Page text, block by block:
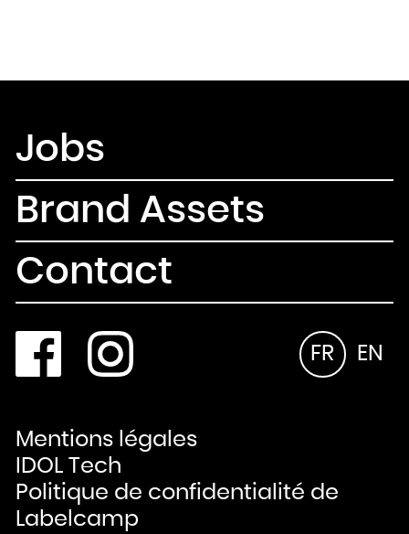
Jobs
Brand Assets
Contact
FR EN
Mentions légales
IDOL Tech
Politique de confidentialité de
Labelcamp